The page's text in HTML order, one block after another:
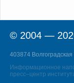
© 2004 —
403874
Информационное
пресс–центр